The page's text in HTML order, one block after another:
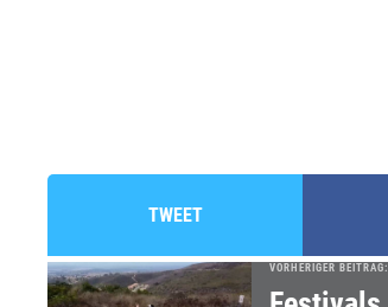
TWEET
VORHERIGER BEITRAG: